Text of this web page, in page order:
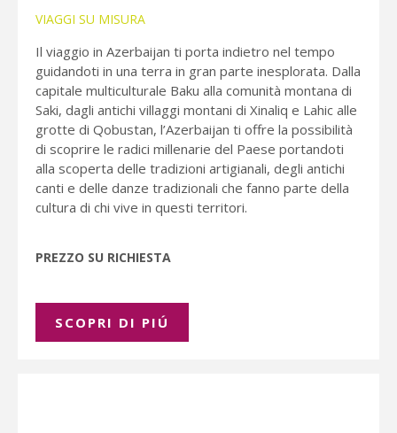
VIAGGI SU MISURA
Il viaggio in Azerbaijan ti porta indietro nel tempo
guidandoti in una terra in gran parte inesplorata. Dalla
capitale multiculturale Baku alla comunità montana di
Saki, dagli antichi villaggi montani di Xinaliq e Lahic alle
grotte di Qobustan, l’Azerbaijan ti offre la possibilità
di scoprire le radici millenarie del Paese portandoti
alla scoperta delle tradizioni artigianali, degli antichi
canti e delle danze tradizionali che fanno parte della
cultura di chi vive in questi territori.
PREZZO SU RICHIESTA
SCOPRI DI PIÚ